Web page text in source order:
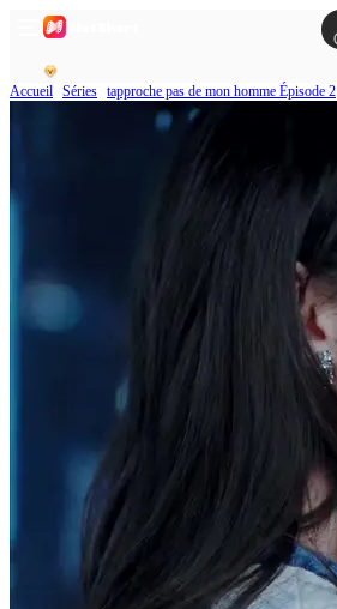
Accueil Séries tapproche pas de mon homme Épisode 2